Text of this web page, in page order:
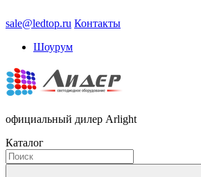
sale@ledtop.ru Контакты
Шоурум
официальный дилер Arlight
Каталог